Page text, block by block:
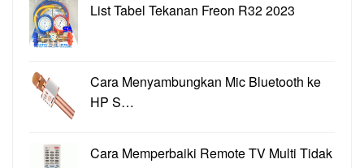
List Tabel Tekanan Freon R32 2023
Cara Menyambungkan Mic Bluetooth ke
HP S…
Cara Memperbaiki Remote TV Multi Tidak